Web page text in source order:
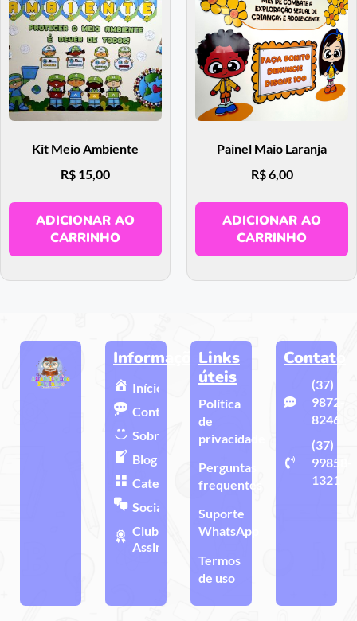
Kit Meio Ambiente
R$ 15,00
ADICIONAR AO
CARRINHO
Painel Maio Laranja
R$6,00
ADICIONAR AO
CARRINHO
Informações
Início
Contato
Sobre
Blog
Categorias
Sociais
Clube de
Assinatura
Links
úteis
Política
de
privacidade
Perguntas
frequentes
Suporte
WhatsApp
Termos
de uso
Contato
(37)
9872-
8246
(37)
99858-
1321